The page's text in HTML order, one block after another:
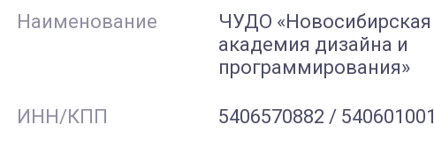
Наименование
ЧУДО «Новосибирская
академия дизайна и
программирования»
ИНН/КПП 5406570882 / 540601001